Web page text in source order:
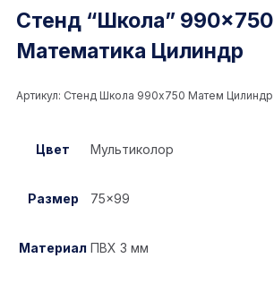
Стенд “Школа” 990×750
Математика Цилиндр
Артикул: Стенд Школа 990x750 Матем Цилиндр
Цвет Мультиколор
Размер 75×99
Материал ПВХ 3 мм